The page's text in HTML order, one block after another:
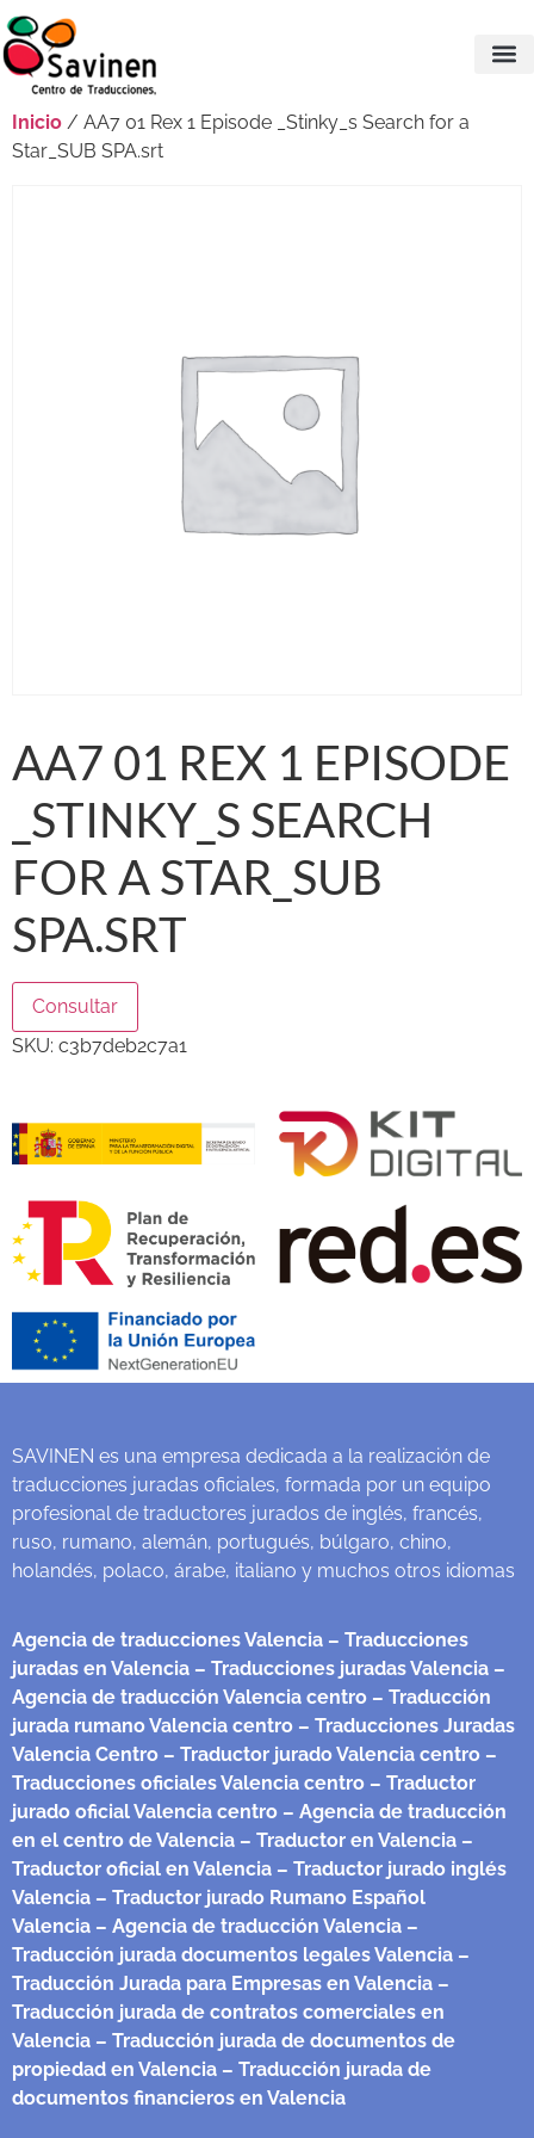
Inicio / AA7 01 Rex 1 Episode _Stinky_s Search for a
Star_SUB SPA.srt
AA7 01 REX 1 EPISODE
_STINKY_S SEARCH
FOR A STAR_SUB
SPA.SRT
Consultar
SKU: c3b7deb2c7a1
SAVINEN es una empresa dedicada a la realización de
traducciones juradas oficiales, formada por un equipo
profesional de traductores jurados de inglés, francés,
ruso, rumano, alemán, portugués, búlgaro, chino,
holandés, polaco, árabe, italiano y muchos otros idiomas
Agencia de traducciones Valencia – Traducciones
juradas en Valencia – Traducciones juradas Valencia –
Agencia de traducción Valencia centro – Traducción
jurada rumano Valencia centro – Traducciones Juradas
Valencia Centro – Traductor jurado Valencia centro –
Traducciones oficiales Valencia centro – Traductor
jurado oficial Valencia centro – Agencia de traducción
en el centro de Valencia – Traductor en Valencia –
Traductor oficial en Valencia – Traductor jurado inglés
Valencia – Traductor jurado Rumano Español
Valencia – Agencia de traducción Valencia –
Traducción jurada documentos legales Valencia –
Traducción Jurada para Empresas en Valencia –
Traducción jurada de contratos comerciales en
Valencia – Traducción jurada de documentos de
propiedad en Valencia – Traducción jurada de
documentos financieros en Valencia